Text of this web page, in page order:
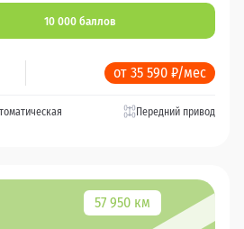
10 000 баллов
от 35 590 ₽/мес
Передний привод
57 950 км